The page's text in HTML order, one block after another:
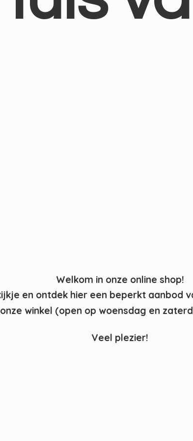
Welkom in onze online shop!
en ontdek hier een beperkt aanbod
winkel (open op woensdag en
Veel plezier!